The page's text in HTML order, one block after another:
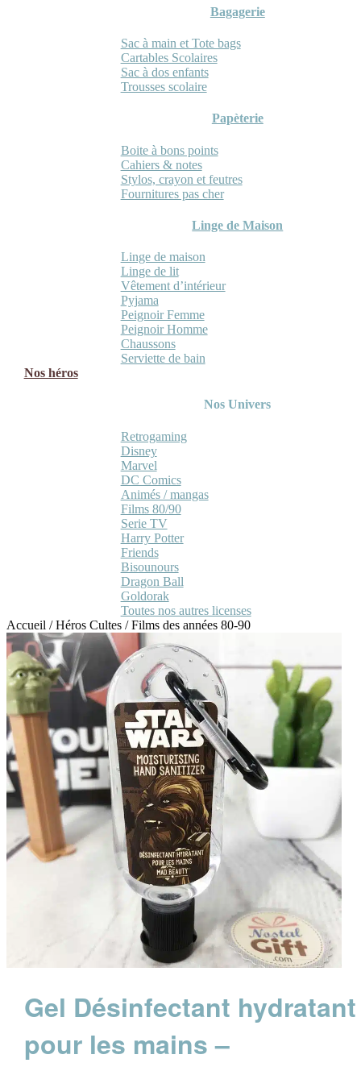
Bagagerie
Sac à main et Tote bags
Cartables Scolaires
Sac à dos enfants
Trousses scolaire
Papèterie
Boite à bons points
Cahiers & notes
Stylos, crayon et feutres
Fournitures pas cher
Linge de Maison
Linge de maison
Linge de lit
Vêtement d’intérieur
Pyjama
Peignoir Femme
Peignoir Homme
Chaussons
Serviette de bain
Nos héros
Nos Univers
Retrogaming
Disney
Marvel
DC Comics
Animés / mangas
Films 80/90
Serie TV
Harry Potter
Friends
Bisounours
Dragon Ball
Goldorak
Toutes nos autres licenses
Accueil /Héros Cultes /Films des années 80-90
Gel Désinfectant hydratant
pour les mains –